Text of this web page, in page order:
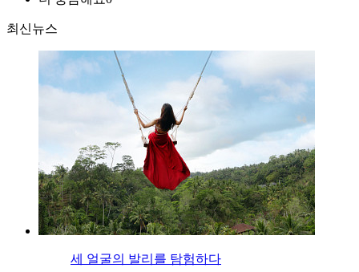
최신뉴스
세 얼굴의 발리를 탐험하다